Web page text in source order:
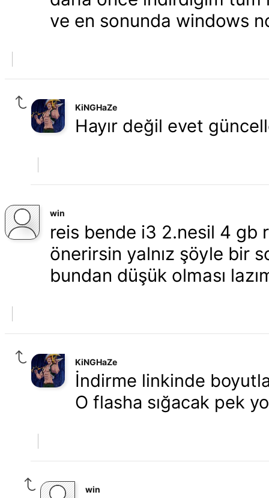
ve en sonunda windows
KiNGHaZe
Hayır değil evet
win
reis bende i3 2.nesil 4 gb
önerirsin yalnız şöyle bir
bundan düşük olması
KiNGHaZe
İndirme linkinde
O flasha sığacak pek
win